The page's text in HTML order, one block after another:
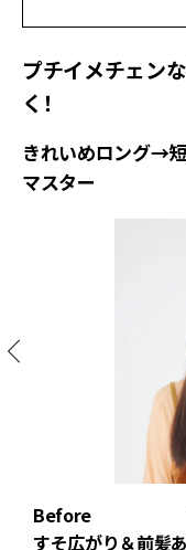
プチイメチェン
く！
きれいめロング→
マスター
Before
すそ広がり＆前髪